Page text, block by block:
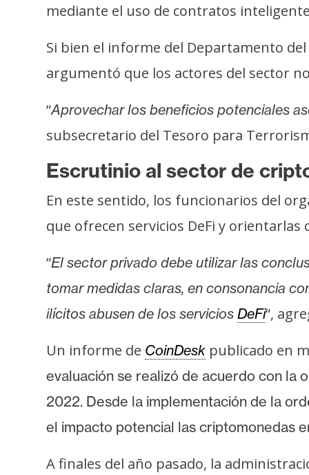
mediante el uso de contratos
Si bien el informe del Departamento
argumentó que los actores del sector
“Aprovechar los beneficios potenciales
subsecretario del Tesoro para
Escrutinio al sector de
En este sentido, los funcionarios del
que ofrecen servicios DeFi y
“El sector privado debe utilizar las
tomar medidas claras, en consonancia
ilícitos abusen de los servicios DeFi“,
Un informe de CoinDesk publicado en
evaluación se realizó de acuerdo con la
2022. Desde la implementación de la
el impacto potencial las criptomonedas
A finales del año pasado, la